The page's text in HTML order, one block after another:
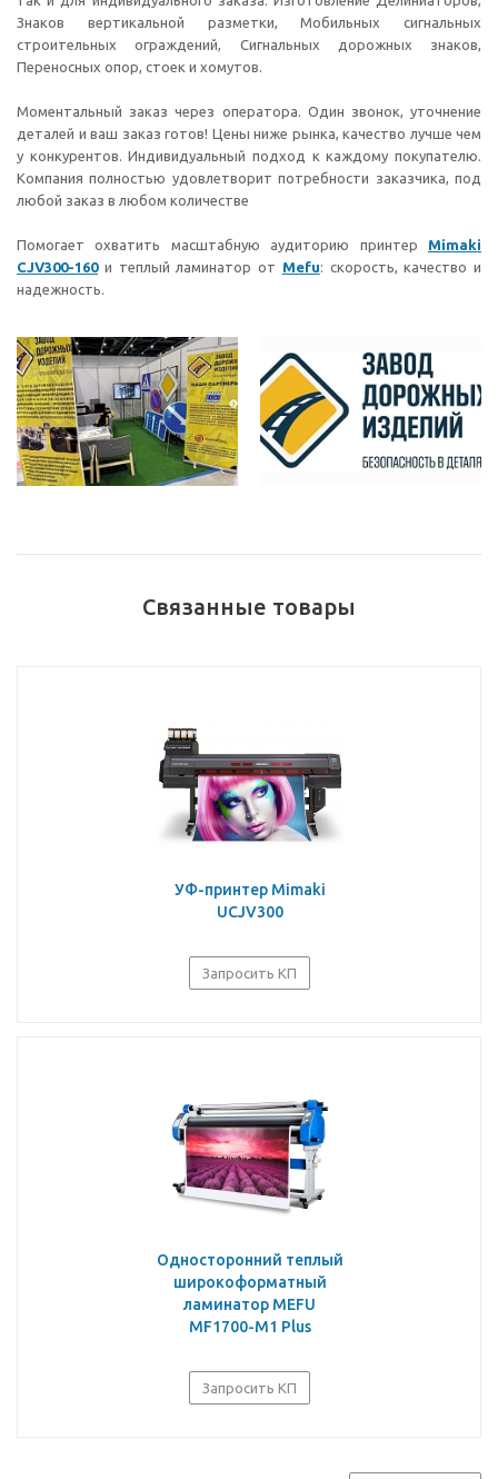
Знаков вертикальной разметки, Мобильных сигнальных
строительных ограждений, Сигнальных дорожных знаков,
Переносных опор, стоек и хомутов.
Моментальный заказ через оператора. Один звонок, уточнение
деталей и ваш заказ готов! Цены ниже рынка, качество лучше чем
у конкурентов. Индивидуальный подход к каждому покупателю.
Компания полностью удовлетворит потребности заказчика, под
любой заказ в любом количестве
Помогает охватить масштабную аудиторию принтер Mimaki
СJV300-160и теплый ламинатор от Mefu: скорость, качество и
надежность.
Связанные товары
УФ-принтер Mimaki
UCJV300
Запросить КП
Односторонний теплый
широкоформатный
ламинатор MEFU
MF1700-M1 Plus
Запросить КП